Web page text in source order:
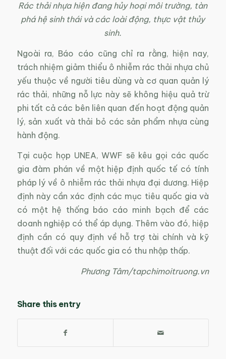
Rác thải nhựa hiện đang hủy hoại môi trường, tàn
phá hệ sinh thái và các loài động, thực vật thủy
sinh.
Ngoài ra, Báo cáo cũng chỉ ra rằng, hiện nay,
trách nhiệm giảm thiểu ô nhiễm rác thải nhựa chủ
yếu thuộc về người tiêu dùng và cơ quan quản lý
rác thải, những nỗ lực này sẽ không hiệu quả trừ
phi tất cả các bên liên quan đến hoạt động quản
lý, sản xuất và thải bỏ các sản phẩm nhựa cùng
hành động.
Tại cuộc họp UNEA, WWF sẽ kêu gọi các quốc
gia đàm phán về một hiệp định quốc tế có tính
pháp lý về ô nhiễm rác thải nhựa đại dương. Hiệp
định này cần xác định các mục tiêu quốc gia và
có một hệ thống báo cáo minh bạch để các
doanh nghiệp có thể áp dụng. Thêm vào đó, hiệp
định cần có quy định về hỗ trợ tài chính và kỹ
thuật đối với các quốc gia có thu nhập thấp.
Phương Tâm/tapchimoitruong.vn
Share this entry